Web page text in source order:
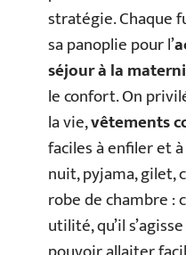
stratégie. Chaque
sa panoplie pour l’
séjour à la
le confort. On
la vie,vêtements
faciles à enfiler et
nuit, pyjama, gilet,
robe de chambre :
utilité, qu’il